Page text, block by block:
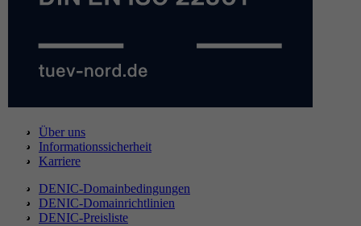
Über uns
Informationssicherheit
Karriere
DENIC-Domainbedingungen
DENIC-Domainrichtlinien
DENIC-Preisliste